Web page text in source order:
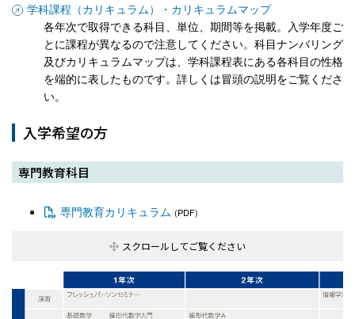
学科課程（カリキュラム）・カリキュラムマップ
各年次で取得できる科目、単位、期間等を掲載。入学年度ご
とに課程が異なるので注意してください。科目ナンバリング
及びカリキュラムマップは、学科課程表にある各科目の性格
を端的に表したものです。詳しくは冒頭の説明をご覧くださ
い。
入学希望の方
専門教育科目
専門教育カリキュラム (PDF)